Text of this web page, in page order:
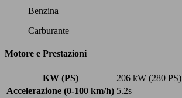
Benzina
Carburante
Motore e Prestazioni
KW (PS)
206 kW (280 PS)
Accelerazione (0-100 km/h) 5.2s